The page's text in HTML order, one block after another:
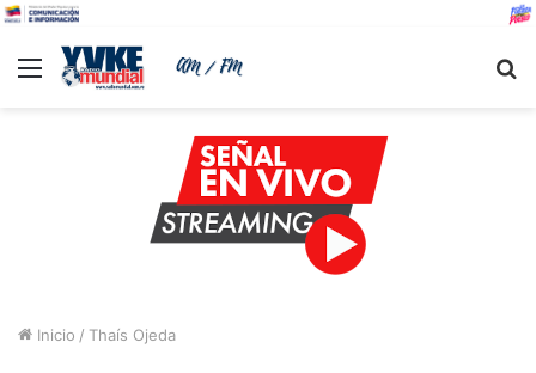
Menu
Inicio / Thaís Ojeda